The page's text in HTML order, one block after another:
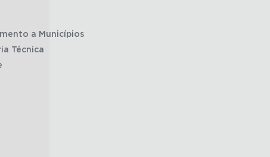
a Municípios
Técnica